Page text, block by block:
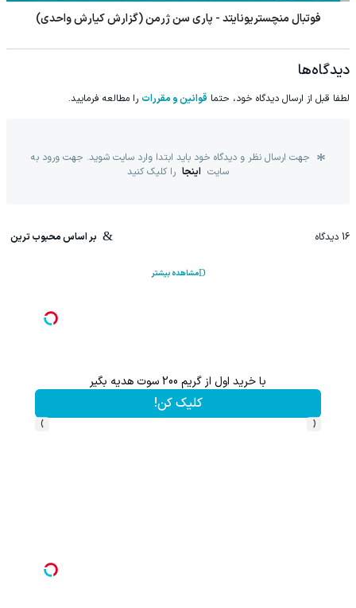
فوتبال وستهم - پورتسموث
دیدگاه‌ها
لطفا قبل از ارسال دیدگاه خود، حتما قوانین و مقررات را مطالعه فرمایید.
جهت ارسال نظر و دیدگاه خود باید ابتدا وارد سایت شوید. جهت ورود به
سایت اینجا را کلیک کنید
16 دیدگاه بر اساس محبوب ترین
مشاهده بیشتر
با خرید اول از گریم 200 سوت هدیه بگیر
کلیک کن!
‹
›